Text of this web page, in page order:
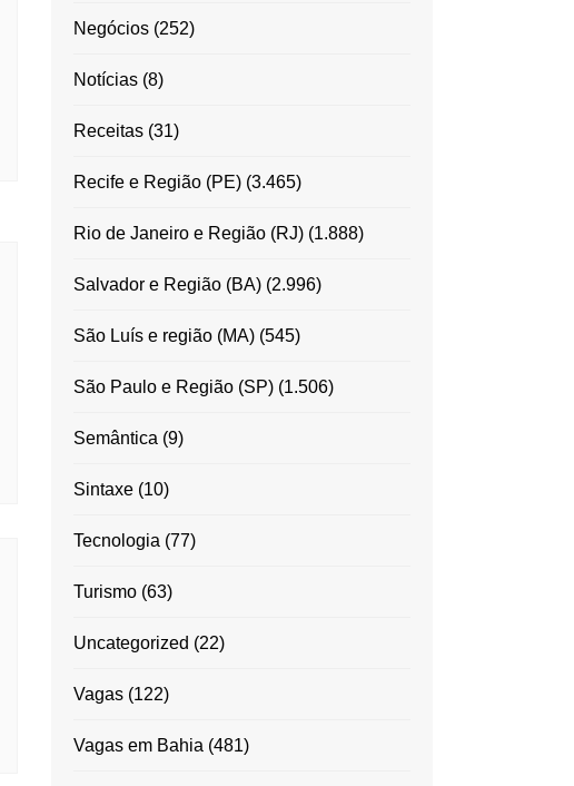
Negócios(252)
Notícias(8)
Receitas(31)
Recife e Região (PE)(3.465)
Rio de Janeiro e Região (RJ)(1.888)
Salvador e Região (BA)(2.996)
São Luís e região (MA)(545)
São Paulo e Região (SP)(1.506)
Semântica (9)
Sintaxe(10)
Tecnologia (77)
Turismo(63)
Uncategorized (22)
Vagas(122)
Vagas em Bahia (481)